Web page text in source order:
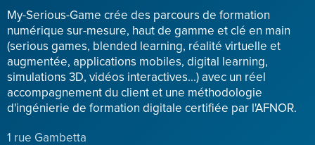
My-Serious-Game crée des parcours de formation
numérique sur-mesure, haut de gamme et clé en main
(serious games, blended learning, réalité virtuelle et
augmentée, applications mobiles, digital learning,
simulations 3D, vidéos interactives...) avec un réel
accompagnement du client et une méthodologie
d'ingénierie de formation digitale certifiée par l'AFNOR.
1 rue Gambetta